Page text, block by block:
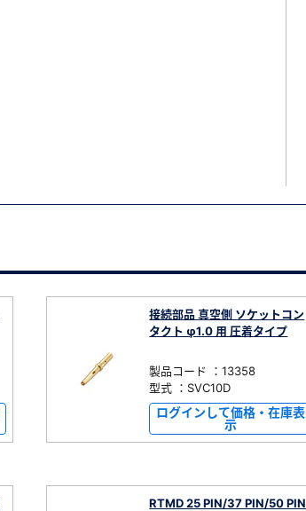
接続部品 真空側 ソケットコン
タクト φ1.0 用 圧着タイプ
製品コード ：13358
型式 ：SVC10D
ログインして価格・在庫表
示
RTMD 25 PIN/37 PIN/50 PIN